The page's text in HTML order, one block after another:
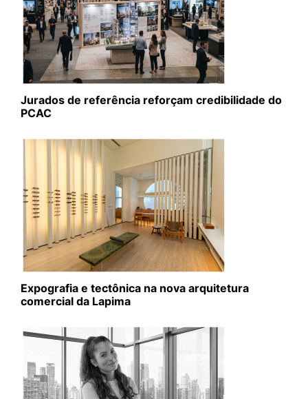
Jurados de referência reforçam credibilidade do
PCAC
Expografia e tectônica na nova arquitetura
comercial da Lapima